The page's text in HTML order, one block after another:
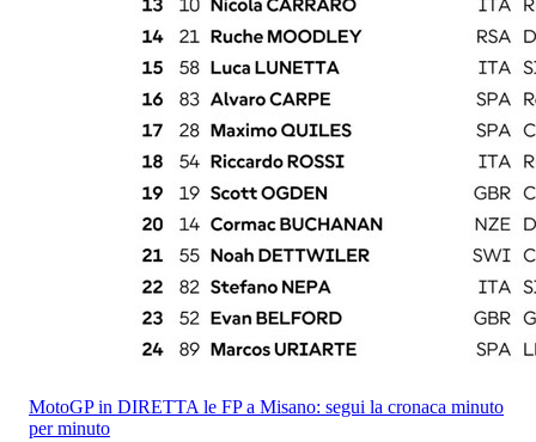
MotoGP in DIRETTA le FP a Misano: segui la cronaca minuto
per minuto